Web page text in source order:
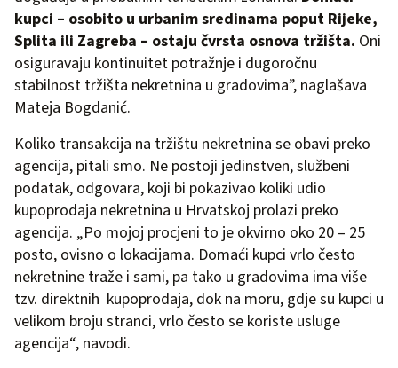
kupci – osobito u urbanim sredinama poput Rijeke,
Splita ili Zagreba – ostaju čvrsta osnova tržišta. Oni
osiguravaju kontinuitet potražnje i dugoročnu
stabilnost tržišta nekretnina u gradovima”, naglašava
Mateja Bogdanić.
Koliko transakcija na tržištu nekretnina se obavi preko
agencija, pitali smo. Ne postoji jedinstven, službeni
podatak, odgovara, koji bi pokazivao koliki udio
kupoprodaja nekretnina u Hrvatskoj prolazi preko
agencija. „Po mojoj procjeni to je okvirno oko 20 – 25
posto, ovisno o lokacijama. Domaći kupci vrlo često
nekretnine traže i sami, pa tako u gradovima ima više
tzv. direktnih kupoprodaja, dok na moru, gdje su kupci u
velikom broju stranci, vrlo često se koriste usluge
agencija“, navodi.